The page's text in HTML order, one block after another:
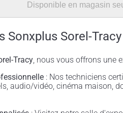
Disponible en magasin
Sonxplus Sorel-
Tracy, nous vous offrons une
: Nos techniciens
audio/vidéo, cinéma maison,